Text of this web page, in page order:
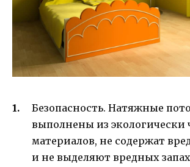
Безопасность. Натяжные
выполнены из экологически
материалов, не содержат
и не выделяют вредных